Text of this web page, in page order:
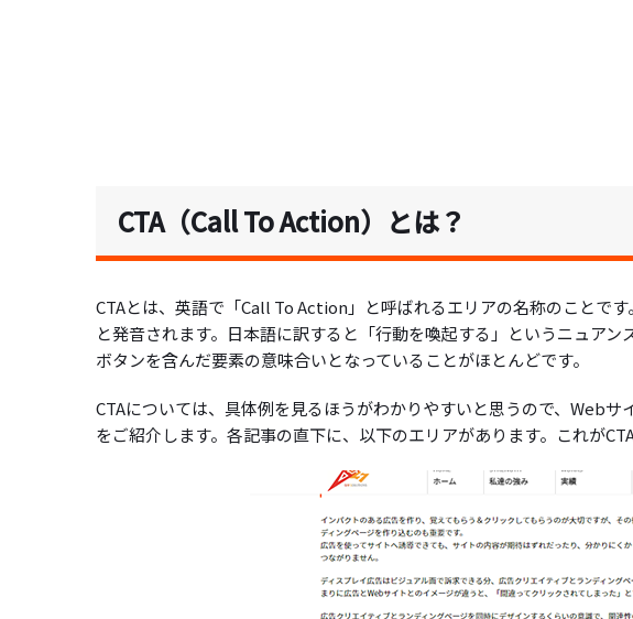
CTA（Call To Action）とは？
CTAとは、英語で「Call To Action」と呼ばれるエリアの名称のことで
と発音されます。日本語に訳すると「行動を喚起する」というニュア
ボタンを含んだ要素の意味合いとなっていることがほとんどです。
CTAについては、具体例を見るほうがわかりやすいと思うので、Webサ
をご紹介します。各記事の直下に、以下のエリアがあります。これがCTA